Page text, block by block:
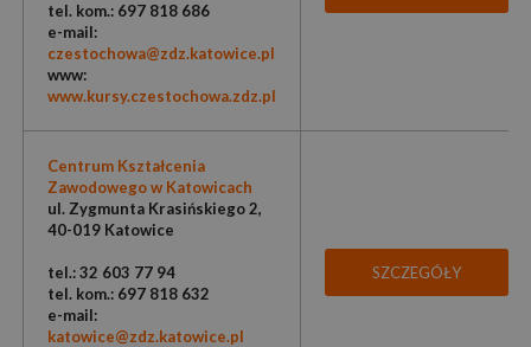
tel. kom.: 697 818 686
e-mail:
czestochowa@zdz.katowice.pl
www:
www.kursy.czestochowa.zdz.pl
Centrum Kształcenia
Zawodowego w Katowicach
ul. Zygmunta Krasińskiego 2,
40-019 Katowice
tel.: 32 603 77 94
tel. kom.: 697 818 632
e-mail:
katowice@zdz.katowice.pl
SZCZEGÓŁY